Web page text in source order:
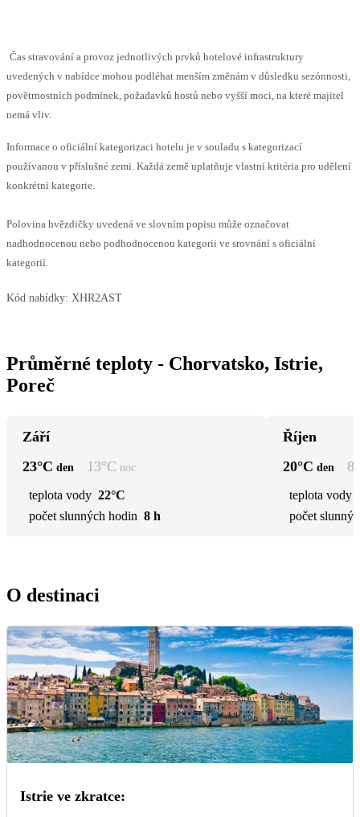
Čas stravování a provoz jednotlivých prvků hotelové infrastruktury
uvedených v nabídce mohou podléhat menším změnám v důsledku sezónnosti,
povětrnostních podmínek, požadavků hostů nebo vyšší moci, na které majitel
nemá vliv.
Informace o oficiální kategorizaci hotelu je v souladu s kategorizací
používanou v příslušné zemi. Každá země uplatňuje vlastní kritéria pro udělení
konkrétní kategorie.
Polovina hvězdičky uvedená ve slovním popisu může označovat
nadhodnocenou nebo podhodnocenou kategorii ve srovnání s oficiální
kategorií.
Kód nabídky: XHR2AST
Průměrné teploty - Chorvatsko, Istrie,
Poreč
Září
23°C den 13°C noc
teplota vody 22°C
počet slunných hodin 8 h
Říjen
20°C den 8
teplota vody
počet
O destinaci
Istrie ve zkratce: